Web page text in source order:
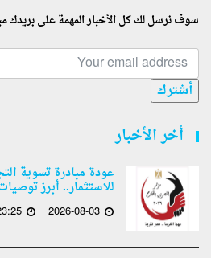
سوف نرسل لك كل الأخبار المهمة على بريدك
أشترك
أخر الأخبار
عودة مبادرة تسوية
للاستثمار.. أبرز
2026-08-03